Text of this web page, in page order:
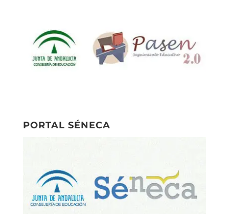
PORTAL SÉNECA
Síguenos en las redes sociales